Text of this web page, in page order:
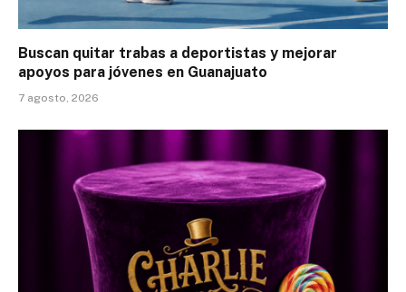
Buscan quitar trabas a deportistas y mejorar
apoyos para jóvenes en Guanajuato
7 agosto, 2026